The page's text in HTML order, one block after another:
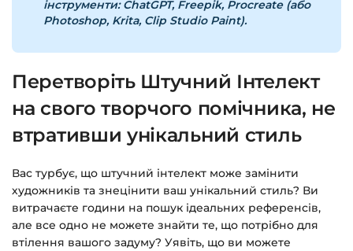
інструменти:ChatGPT, Freepik, Procreate (або
Photoshop, Krita, Clip Studio Paint).
Перетворіть Штучний Інтелект
на свого творчого помічника, не
втративши унікальний стиль
Вас турбує, що штучний інтелект може замінити
художників та знецінити ваш унікальний стиль? Ви
витрачаєте години на пошук ідеальних референсів,
але все одно не можете знайти те, що потрібно для
втілення вашого задуму? Уявіть, що ви можете